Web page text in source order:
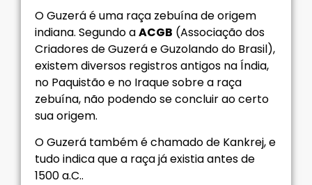
O Guzerá é uma raça zebuína de origem
indiana. Segundo aACGB (Associação dos
Criadores de Guzerá e Guzolando do Brasil),
existem diversos registros antigos na Índia,
no Paquistão e no Iraque sobre a raça
zebuína, não podendo se concluir ao certo
sua origem.
O Guzerá também é chamado de Kankrej, e
tudo indica que a raça já existia antes de
1500 a.C..